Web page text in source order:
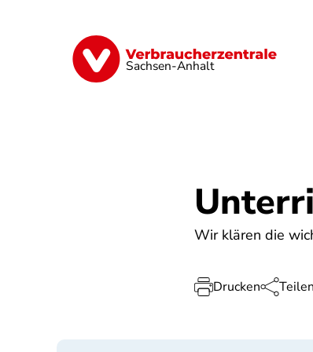
Sachsen-Anhalt
Finanzen Digitales
Wir klären die
Drucken Teilen